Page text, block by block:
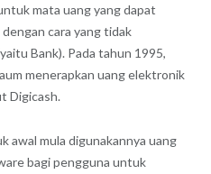
mata uang yang dapat
cara yang tidak
Bank). Pada tahun 1995,
menerapkan uang elektronik
Digicash.
awal mula digunakannya uang
bagi pengguna untuk